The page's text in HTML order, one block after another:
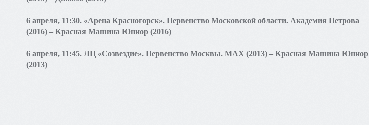
6 апреля, 11:30. «Арена Красногорск». Первенство Московской области. Академия Петрова
(2016) – Красная Машина Юниор (2016)
6 апреля, 11:45. ЛЦ «Созвездие». Первенство Москвы. МАХ (2013) – Красная Машина Юниор
(2013)